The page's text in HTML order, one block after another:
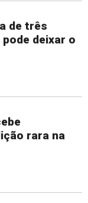
de três
pode deixar o
rara na